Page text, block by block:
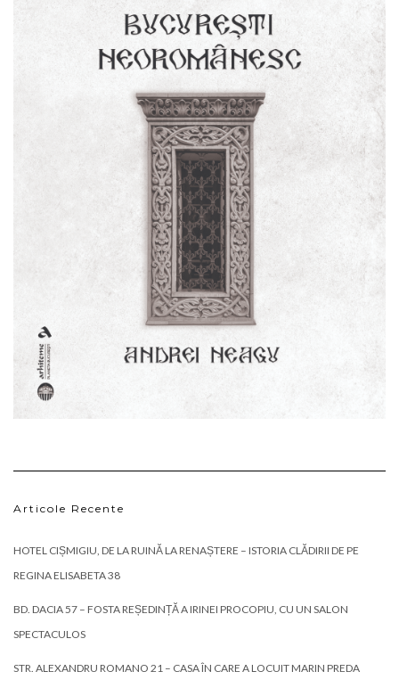
Articole Recente
HOTEL CIȘMIGIU, DE LA RUINĂ LA RENAȘTERE – ISTORIA CLĂDIRII DE PE
REGINA ELISABETA 38
BD. DACIA 57 – FOSTA REȘEDINȚĂ A IRINEI PROCOPIU, CU UN SALON
SPECTACULOS
STR. ALEXANDRU ROMANO 21 – CASA ÎN CARE A LOCUIT MARIN PREDA